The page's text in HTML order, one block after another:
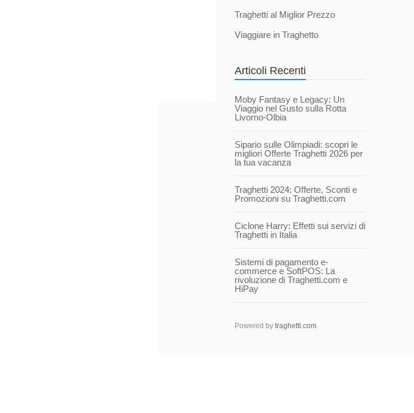
Traghetti al Miglior Prezzo
Viaggiare in Traghetto
Articoli Recenti
Moby Fantasy e Legacy: Un
Viaggio nel Gusto sulla Rotta
Livorno-Olbia
Sipario sulle Olimpiadi: scopri le
migliori Offerte Traghetti 2026 per
la tua vacanza
Traghetti 2024: Offerte, Sconti e
Promozioni su Traghetti.com
Ciclone Harry: Effetti sui servizi di
Traghetti in Italia
Sistemi di pagamento e-
commerce e SoftPOS: La
rivoluzione di Traghetti.com e
HiPay
Powered by traghetti.com